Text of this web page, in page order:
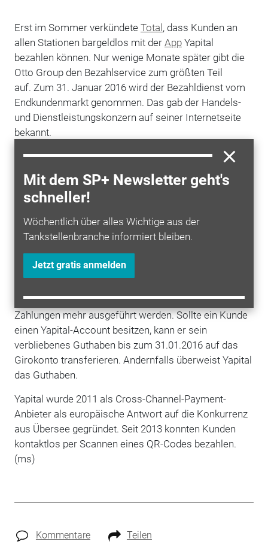
Mit dem SP+ Newsletter geht's
schneller!
Wöchentlich über alles Wichtige aus der
Tankstellenbranche informiert bleiben.
Jetzt gratis anmelden
Erst im Sommer verkündete Total, dass Kunden an
allen Stationen bargeldlos mit der AppYapital
bezahlen können. Nur wenige Monate später gibt die
Otto Group den Bezahlservice zum größten Teil
auf. Zum 31. Januar 2016 wird der Bezahldienst vom
Endkundenmarkt genommen. Das gab der Handels-
und Dienstleistungskonzern auf seiner Internetseite
bekannt.
Die Konkurrenz im digitalen Payment-Business sei zu
groß, der Markt entwickele sich hingegen nur
langsam, begründet Otto den Rückzug. "Die
Geschäftsentwicklung und vor allem die
der Endkundenzahl ist in diesem Bereich zum
aktuellen Zeitpunkt schlicht nicht kalkulierbar", sagte
B2B-Bereich wolle das Unternehmen weitermachen.
Yapital-Accounts geschlossen und es können keine
Zahlungen mehr ausgeführt werden. Sollte ein Kunde
einen Yapital-Account besitzen, kann er sein
verbliebenes Guthaben bis zum 31.01.2016 auf das
Girokonto transferieren. Andernfalls überweist Yapital
das Guthaben.
Yapital wurde 2011 als Cross-Channel-Payment-
Anbieter als europäische Antwort auf die Konkurrenz
aus Übersee gegründet. Seit 2013 konnten Kunden
kontaktlos per Scannen eines QR-Codes bezahlen.
(ms)
Kommentare Teilen